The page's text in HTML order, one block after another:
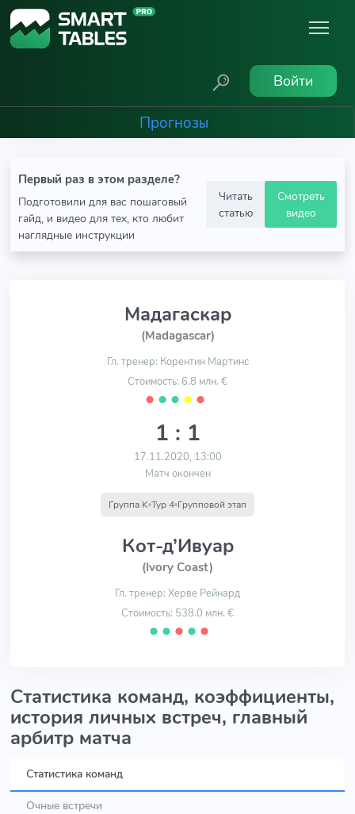
Войти
Прогнозы
Первый раз в этом разделе?
Подготовили для вас пошаговый
гайд, и видео для тех, кто любит
наглядные инструкции
Читать
статью
Смотреть
видео
Мадагаскар
(Madagascar)
Гл. тренер: Корентин Мартинс
Стоимость: 6.8 млн. €
⬤ ⬤ ⬤ ⬤ ⬤
1 : 1
17.11.2020, 13:00
Матч окончен
Группа K Тур 4 Групповой этап
Кот-д’Ивуар
(Ivory Coast)
Гл. тренер: Херве Рейнард
Стоимость: 538.0 млн. €
⬤ ⬤ ⬤ ⬤ ⬤
Статистика команд, коэффициенты,
история личных встреч, главный
арбитр матча
Статистика команд
Очные встречи